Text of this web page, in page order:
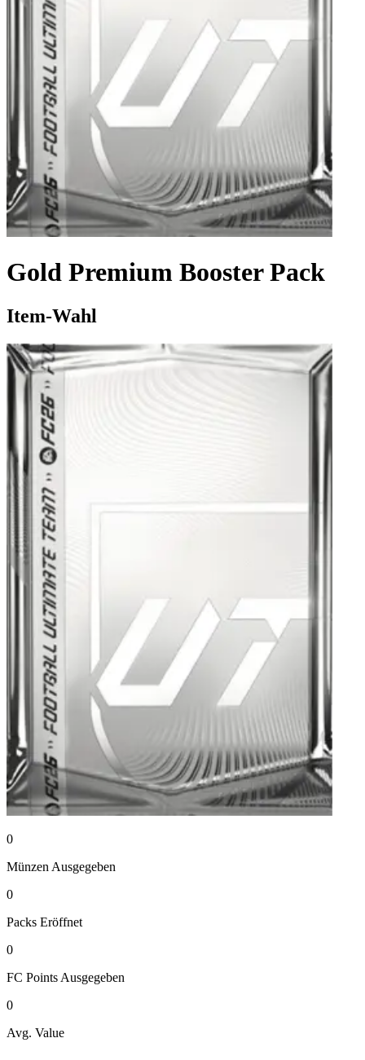
Gold Premium Booster Pack
Item-Wahl
0
Münzen Ausgegeben
0
Packs Eröffnet
0
FC Points Ausgegeben
0
Avg. Value